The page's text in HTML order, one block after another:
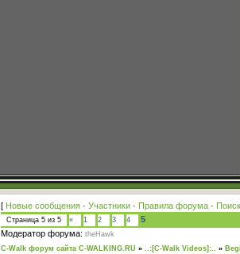
[ Новые сообщения· Участники· Правила форума· Поиск
Страница 5из 5 « 1 2 3 4 5
Модератор форума: theHawk
C-Walk форум сайта C-WALKING.RU » ..:[C-Walk Videos]:.. »